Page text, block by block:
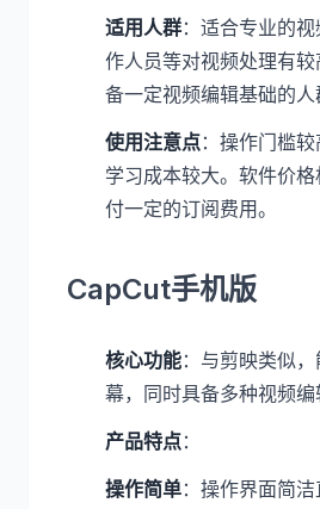
适用人群：适合专业的
作人员等对视频处理有
备一定视频编辑基础的人
使用注意点：操作门槛
学习成本较大。软件价
付一定的订阅费用。
CapCut手机版
核心功能：与剪映类似
幕，同时具备多种视频编
产品特点：
操作简单：操作界面简洁